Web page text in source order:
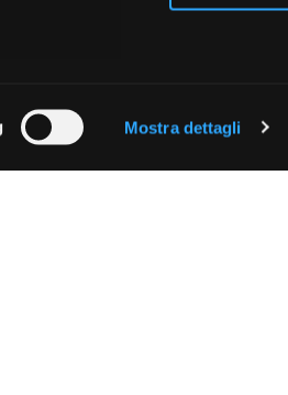
specifiche
Mostra dettagli